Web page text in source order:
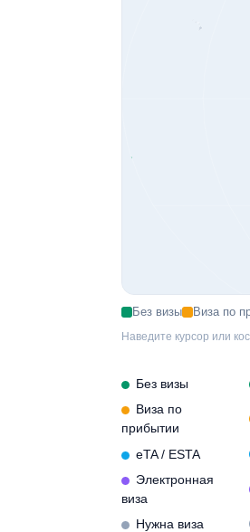
Без визы Виза по
Наведите курсор или
Без визы
Виза по
прибытии
eTA / ESTA
Электронная
виза
Нужна виза